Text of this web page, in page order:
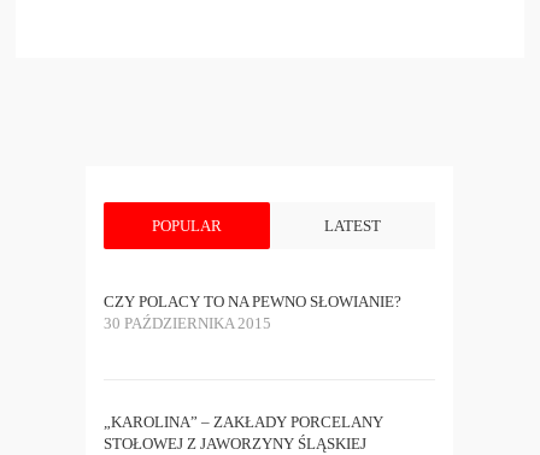
POPULAR LATEST
CZY POLACY TO NA PEWNO SŁOWIANIE?
30 PAŹDZIERNIKA 2015
„KAROLINA” – ZAKŁADY PORCELANY
STOŁOWEJ Z JAWORZYNY ŚLĄSKIEJ